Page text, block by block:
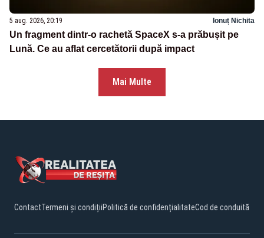
5 aug. 2026, 20:19 Ionuț Nichita
Un fragment dintr-o rachetă SpaceX s-a prăbușit pe
Lună. Ce au aflat cercetătorii după impact
Mai Multe
ContactTermeni și condițiiPolitică de confidențialitateCod de conduită